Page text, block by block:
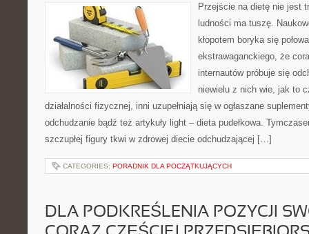
Przejście na dietę nie jest
ludności ma tuszę.
kłopotem boryka się
ekstrawaganckiego, że
internautów próbuje się
niewielu z nich wie, jak to
działalności fizycznej, inni uzupełniają się w ogłaszane
odchudzanie bądź też artykuły light – dieta pudełkowa.
szczupłej figury tkwi w zdrowej diecie odchudzającej […]
CATEGORIES: PORADNIK DLA POCZĄTKUJĄCYCH
DLA PODKREŚLENIA POZYCJI